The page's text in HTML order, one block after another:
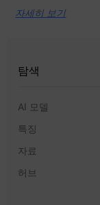
자세히 보기
탐색
AI 모델
특징
자료
허브